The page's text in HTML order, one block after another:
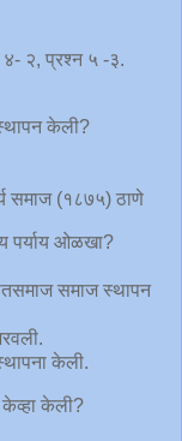
४- २, प्रश्न ५ -३.
केली?
(१८७५) ठाणे
पर्याय ओळखा?
समाज स्थापन
भरवली.
केली.
केली?